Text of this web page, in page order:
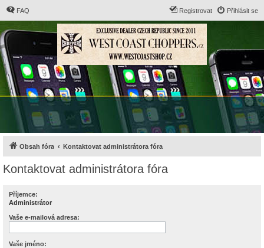
FAQ Přihlásit se
Registrovat
Obsah fóra Kontaktovat administrátora fóra
Kontaktovat administrátora fóra
Příjemce:
Administrátor
Vaše e-mailová adresa:
Vaše jméno: